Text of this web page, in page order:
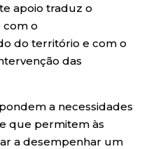
apoio traduz o
com o
do território e com o
das
a necessidades
que permitem às
a desempenhar um